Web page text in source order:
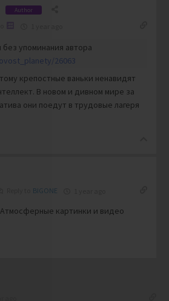
Author
без упоминания автора
26063
крепостные ваньки ненавидят
В новом и дивном мире за
они поедут в трудовые лагеря
BIGONE
картинки и видео